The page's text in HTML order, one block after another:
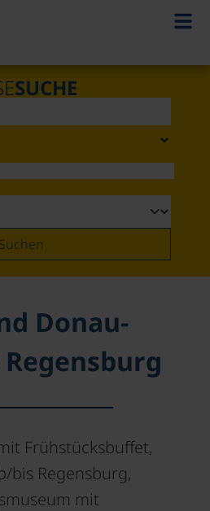
SUCHE
Suchen
Donau-
Frühstücksbuffet,
bis Regensburg,
mit